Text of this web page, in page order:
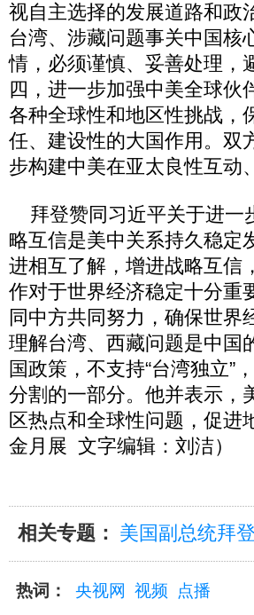
视自主选择的发展道路和政
台湾、涉藏问题事关中国核
情，必须谨慎、妥善处理，
四，进一步加强中美全球伙
各种全球性和地区性挑战，
任、建设性的大国作用。双
步构建中美在亚太良性互动
拜登赞同习近平关于进一
略互信是美中关系持久稳定
进相互了解，增进战略互信
作对于世界经济稳定十分重
同中方共同努力，确保世界
理解台湾、西藏问题是中国
国政策，不支持“台湾独立”
分割的一部分。他并表示，
区热点和全球性问题，促进
金月展 文字编辑：刘洁）
相关专题： 美国副总统拜
热词： 央视网 视频 点播